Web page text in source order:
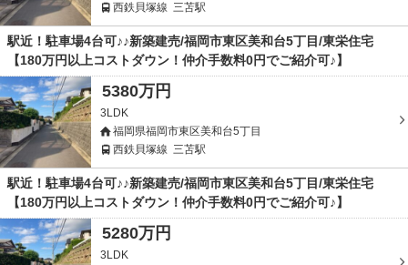
西鉄貝塚線 三苫駅
駅近！駐車場4台可♪♪新築建売/福岡市東区美和台5丁目/東栄住宅
【180万円以上コストダウン！仲介手数料0円でご紹介可♪】
5380万円
3LDK
福岡県福岡市東区美和台5丁目
西鉄貝塚線 三苫駅
駅近！駐車場4台可♪♪新築建売/福岡市東区美和台5丁目/東栄住宅
【180万円以上コストダウン！仲介手数料0円でご紹介可♪】
5280万円
3LDK